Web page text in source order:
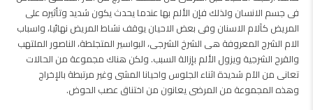
فى جسم الانسان ولذلك فإن الألم بها عندما يحدث يكون شديد وتأثيره على
المريض كآلام الاسنان وفى بعض الاحيان يوقف نشاط المريض نهائيا، واسباب
الام الشرج المعروفة هى الشرخ الشرجى، البواسير المتجلطة، الناصور الملتهب
والقرح الشرجية ويزول الألم بإزالة السبب. ولكن هناك مجموعة من الحالات
تعانى من الآم شديدة اثناء الجلوس واحيانا المشى وغير مرتبطة بالإخراج
وهذه المجموعة من المرضى يعانون من اختناق عصب الحوض.